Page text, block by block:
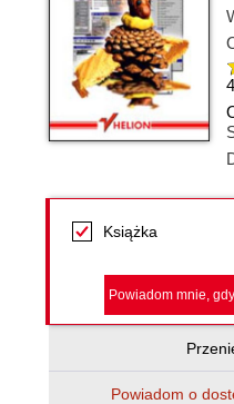
Książka
Powiadom mnie,
Powiadom o